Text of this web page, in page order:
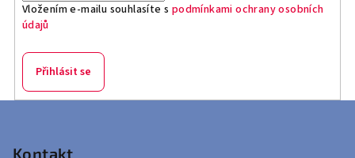
Vložením e-mailu souhlasíte s podmínkami ochrany osobních
údajů
Přihlásit se
Kontakt